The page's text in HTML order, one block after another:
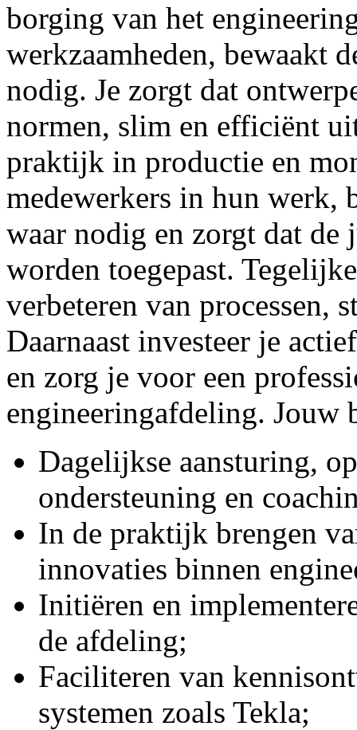
borging van het
werkzaamheden, bewaakt
nodig. Je zorgt dat
normen, slim en efficiënt
praktijk in productie en
medewerkers in hun werk,
waar nodig en zorgt dat
worden toegepast.
verbeteren van processen,
Daarnaast investeer je
en zorg je voor een
engineeringafdeling. Jouw
Dagelijkse aansturing,
ondersteuning en
In de praktijk brengen
innovaties binnen
Initiëren en
de afdeling;
Faciliteren van
systemen zoals Tekla;